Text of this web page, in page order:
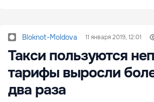
Bloknot-Moldova 11 января 2019, 12:01
Такси пользуются
тарифы выросли
два раза